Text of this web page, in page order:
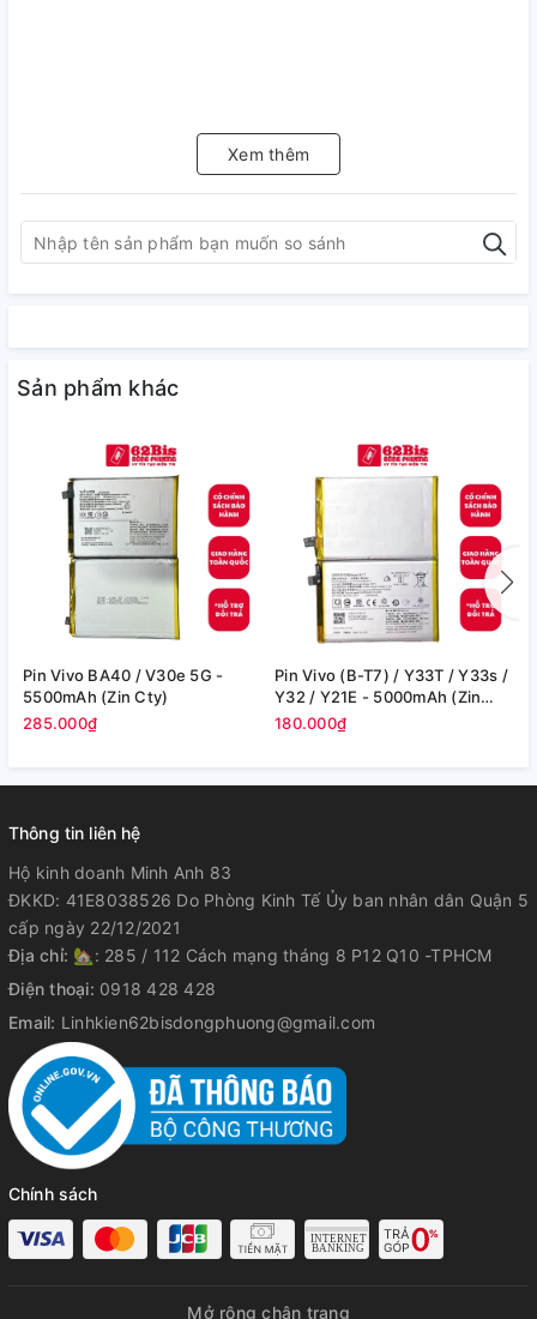
Xem thêm
Sản phẩm khác
Pin Vivo BA40 / V30e 5G -
5500mAh (Zin Cty)
285.000₫
Pin Vivo (B-T7) / Y33T / Y33s /
Y32 / Y21E - 5000mAh (Zin
Cty)
180.000₫
Thông tin liên hệ
Hộ kinh doanh Minh Anh 83
ĐKKD: 41E8038526 Do Phòng Kinh Tế Ủy ban nhân dân Quận 5
cấp ngày 22/12/2021
Địa chỉ: 🏡: 285 / 112 Cách mạng tháng 8 P12 Q10 -TPHCM
Điện thoại: 0918 428 428
Email: Linhkien62bisdongphuong@gmail.com
Chính sách
Mở rộng chân trang